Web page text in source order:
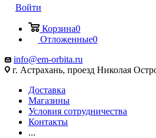
Войти
Корзина0
Отложенные0
info@em-orbita.ru
г. Астрахань, проезд Николая
Доставка
Магазины
Условия сотрудничества
Контакты
...